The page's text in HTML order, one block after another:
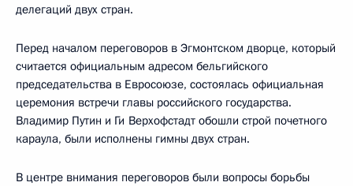
делегаций двух стран.
Перед началом переговоров в Эгмонтском дворце, который
считается официальным адресом бельгийского
председательства в Евросоюзе, состоялась официальная
церемония встречи главы российского государства.
Владимир Путин и Ги Верхофстадт обошли строй почетного
караула, были исполнены гимны двух стран.
В центре внимания переговоров были вопросы борьбы